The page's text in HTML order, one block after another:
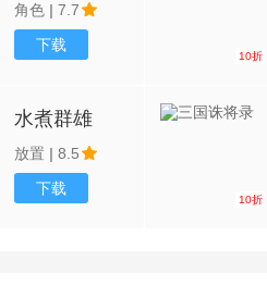
角色 | 7.7
下载
10折
水煮群雄
放置 | 8.5
下载
10折